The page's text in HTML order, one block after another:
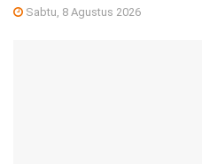
Sabtu, 8 Agustus 2026